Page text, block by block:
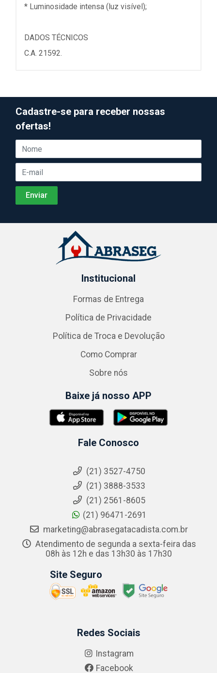
* Luminosidade intensa (luz visível);
DADOS TÉCNICOS
C.A. 21592.
Cadastre-se para receber nossas
ofertas!
Institucional
Formas de Entrega
Política de Privacidade
Política de Troca e Devolução
Como Comprar
Sobre nós
Baixe já nosso APP
Fale Conosco
(21) 3527-4750
(21) 3888-3533
(21) 2561-8605
(21) 96471-2691
marketing@abrasegatacadista.com.br
Atendimento de segunda a sexta-feira das
08h às 12h e das 13h30 às 17h30
Site Seguro
Redes Sociais
Instagram
Facebook